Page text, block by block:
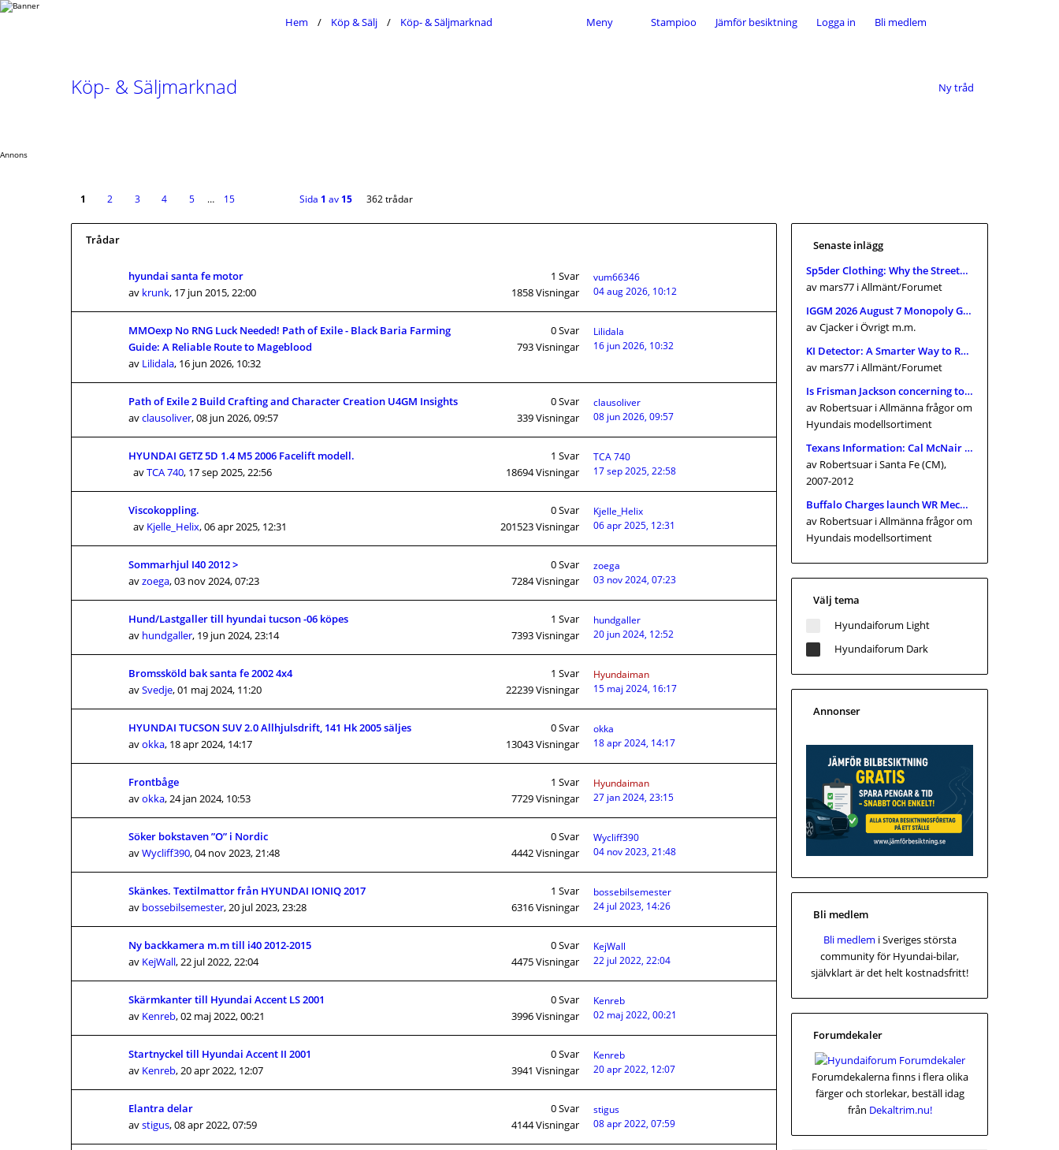
Meny Stampioo Jämför besiktning Logga in Bli medlem
Hem Köp & Sälj Köp- & Säljmarknad
Köp- & Säljmarknad Ny tråd
Annons
1 2 3 4 5 … 15 Sida 1 av 15 362 trådar
Trådar
hyundai santa fe motor
av krunk, 17 jun 2015, 22:00
1 Svar
1858Visningar
vum66346
04 aug 2026, 10:12
MMOexp No RNG Luck Needed! Path of Exile - Black Baria Farming
Guide: A Reliable Route to Mageblood
av Lilidala, 16 jun 2026, 10:32
0Svar
793Visningar
Lilidala
16 jun 2026, 10:32
Path of Exile 2 Build Crafting and Character Creation U4GM Insights
avclausoliver,08 jun 2026, 09:57
0Svar
339Visningar
clausoliver
08 jun 2026, 09:57
HYUNDAI GETZ 5D 1.4 M5 2006 Facelift modell.
avTCA 740, 17 sep 2025, 22:56
1 Svar
18694Visningar
TCA 740
17 sep 2025, 22:58
Viscokoppling.
av Kjelle_Helix,06 apr 2025, 12:31
0Svar
201523Visningar
Kjelle_Helix
06 apr 2025, 12:31
Sommarhjul I40 2012 >
avzoega,03 nov 2024, 07:23
0Svar
7284Visningar
zoega
03 nov 2024, 07:23
Hund/Lastgaller till hyundai tucson -06 köpes
av hundgaller, 19 jun 2024, 23:14
1 Svar
7393Visningar
hundgaller
20 jun 2024, 12:52
Bromssköld bak santa fe 2002 4x4
avSvedje,01 maj 2024, 11:20
1 Svar
22239Visningar
Hyundaiman
15 maj 2024, 16:17
HYUNDAI TUCSON SUV 2.0 Allhjulsdrift, 141 Hk 2005 säljes
avokka, 18 apr 2024, 14:17
0Svar
13043Visningar
okka
18 apr 2024, 14:17
Frontbåge
avokka,24 jan 2024, 10:53
1 Svar
7729Visningar
Hyundaiman
27 jan 2024, 23:15
Söker bokstaven ”O” i Nordic
avWycliff390,04 nov 2023, 21:48
0Svar
4442Visningar
Wycliff390
04 nov 2023, 21:48
Skänkes. Textilmattor från HYUNDAI IONIQ 2017
av bossebilsemester,20 jul 2023, 23:28
1 Svar
6316Visningar
bossebilsemester
24 jul 2023, 14:26
Ny backkamera m.m till i40 2012-2015
av KejWall,22 jul 2022, 22:04
0Svar
4475Visningar
KejWall
22 jul 2022, 22:04
Skärmkanter till Hyundai Accent LS 2001
av Kenreb,02 maj 2022, 00:21
0Svar
3996Visningar
Kenreb
02 maj 2022, 00:21
Startnyckel till Hyundai Accent II 2001
av Kenreb,20 apr 2022, 12:07
0Svar
3941 Visningar
Kenreb
20 apr 2022, 12:07
Elantra delar
avstigus,08 apr 2022, 07:59
0Svar
4144Visningar
stigus
08 apr 2022, 07:59
Senaste inlägg
Sp5der Clothing: Why the Streetwear Brand Keeps Getting Attention
av mars77 i Allmänt/Forumet
IGGM 2026 August 7 Monopoly Go Looney Tunes Partners 1 To 4 Full Carry Slots Sale
av Cjacker i Övrigt m.m.
KI Detector: A Smarter Way to Review AI-Assisted Content in 2026
av mars77 i Allmänt/Forumet
Is Frisman Jackson concerning towards gain the massive just one? Browns connections within Tremendous Bowl 2026, and Cle
av Robertsuar i Allmänna frågor om
Hyundais modellsortiment
Texans Information: Cal McNair nearer toward getting franchise proprietor
av Robertsuar i Santa Fe (CM),
2007-2012
Buffalo Charges launch WR Mecole Hardman Jr., signal TE Keleki Latu
av Robertsuar i Allmänna frågor om
Hyundais modellsortiment
Välj tema
Hyundaiforum Light
Hyundaiforum Dark
Annonser
Bli medlem
Bli medlem i Sveriges största
community för Hyundai-bilar,
självklart är det helt kostnadsfritt!
Forumdekaler
Forumdekalerna finns i flera olika
färger och storlekar, beställ idag
från Dekaltrim.nu!